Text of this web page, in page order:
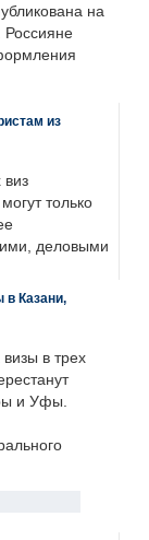
на
Россияне
из
виз
только
деловыми
в Казани,
в трех
и Уфы.